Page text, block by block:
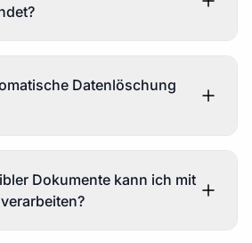
Datenlöschung
Dokumente kann ich mit